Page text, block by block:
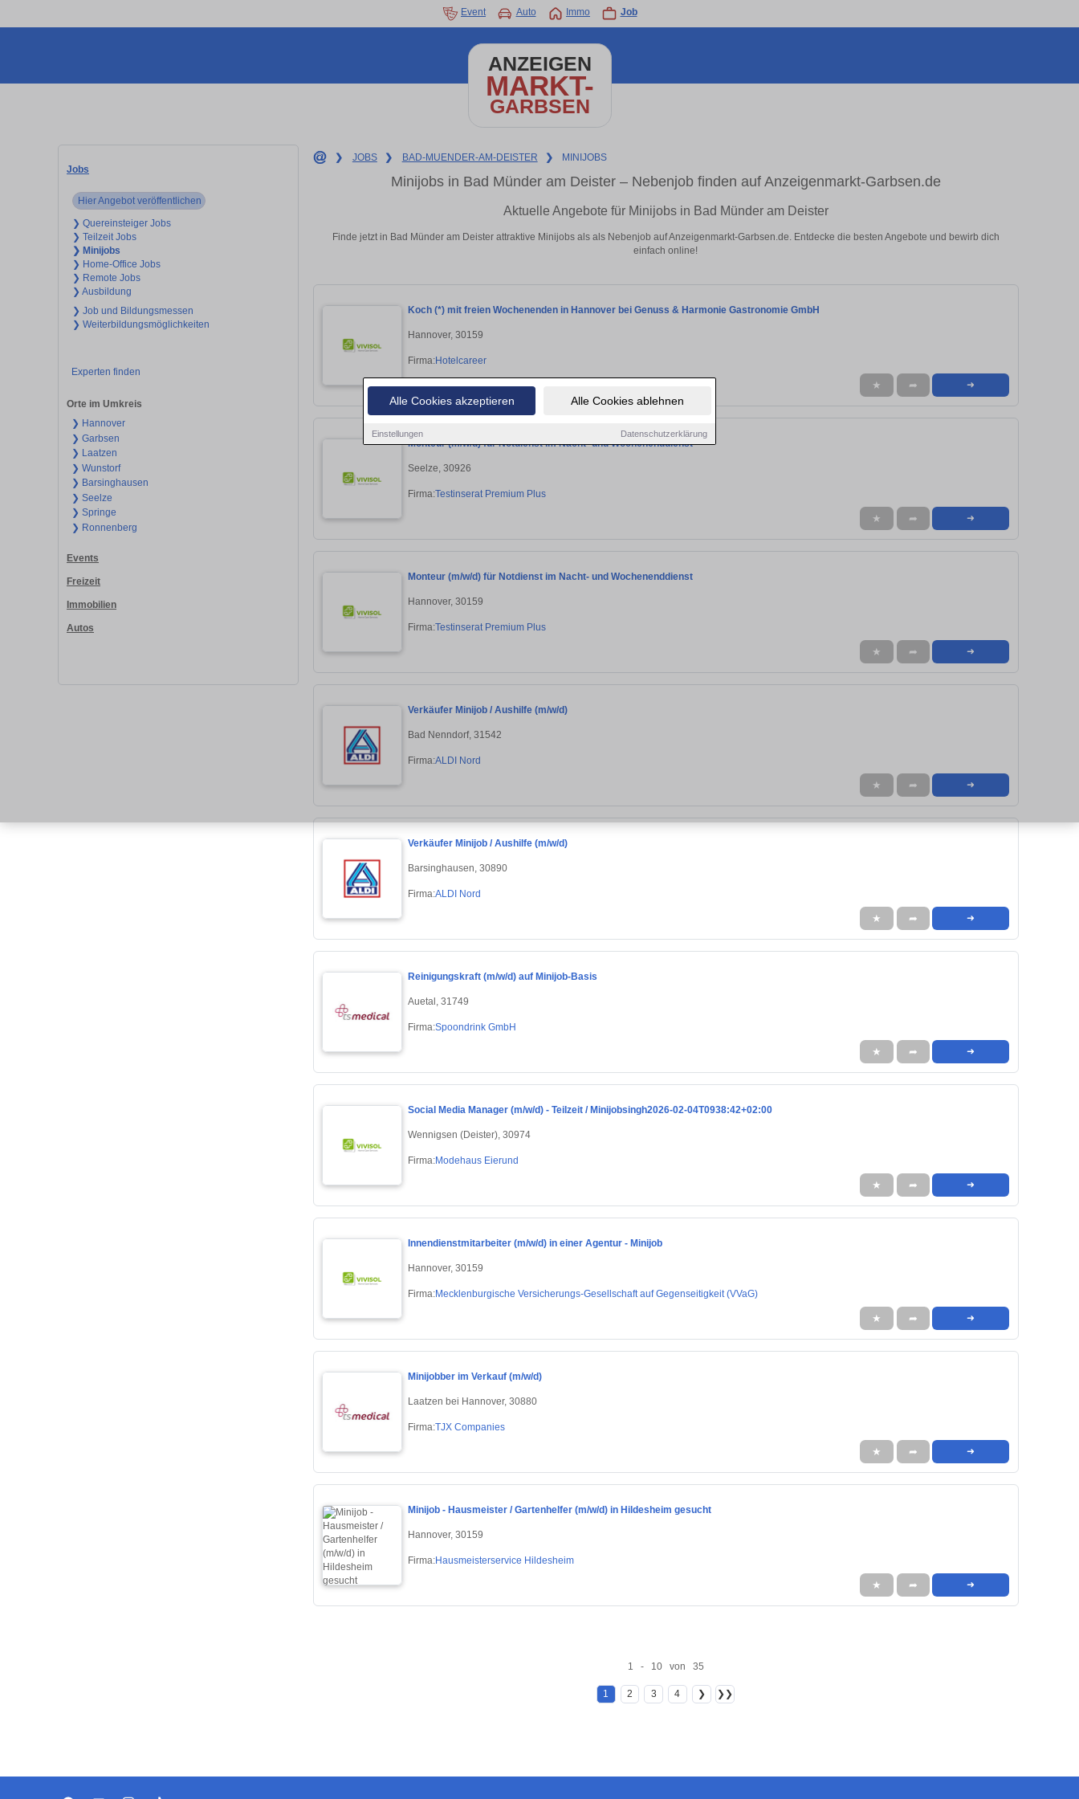
Alle Cookies akzeptieren Alle Cookies ablehnen
Einstellungen Datenschutzerklärung
Event Auto Immo Job
ANZEIGEN
MARKT-
GARBSEN
Jobs
Hier Angebot veröffentlichen
❯ Quereinsteiger Jobs
❯ Teilzeit Jobs
❯ Minijobs
❯ Home-Office Jobs
❯ Remote Jobs
❯ Ausbildung
❯ Job und Bildungsmessen
❯ Weiterbildungsmöglichkeiten
Experten finden
Orte im Umkreis
❯ Hannover
❯ Garbsen
❯ Laatzen
❯ Wunstorf
❯ Barsinghausen
❯ Seelze
❯ Springe
❯ Ronnenberg
Events
Freizeit
Immobilien
Autos
❯ JOBS ❯ BAD-MUENDER-AM-DEISTER ❯ MINIJOBS
Minijobs in Bad Münder am Deister – Nebenjob finden auf Anzeigenmarkt-Garbsen.de
Aktuelle Angebote für Minijobs in Bad Münder am Deister
Finde jetzt in Bad Münder am Deister attraktive Minijobs als als Nebenjob auf Anzeigenmarkt-Garbsen.de. Entdecke die besten Angebote und bewirb dich
einfach online!
Koch (*) mit freien Wochenenden in Hannover bei Genuss & Harmonie Gastronomie GmbH
Hannover, 30159
Firma:Hotelcareer
★ ➦ ➜
Monteur (m/w/d) für Notdienst im Nacht- und Wochenenddienst
Seelze, 30926
Firma:Testinserat Premium Plus
★ ➦ ➜
Monteur (m/w/d) für Notdienst im Nacht- und Wochenenddienst
Hannover, 30159
Firma:Testinserat Premium Plus
★ ➦ ➜
Verkäufer Minijob / Aushilfe (m/w/d)
Bad Nenndorf, 31542
Firma:ALDI Nord
★ ➦ ➜
Verkäufer Minijob / Aushilfe (m/w/d)
Barsinghausen, 30890
Firma:ALDI Nord
★ ➦ ➜
Reinigungskraft (m/w/d) auf Minijob-Basis
Auetal, 31749
Firma:Spoondrink GmbH
★ ➦ ➜
Social Media Manager (m/w/d) - Teilzeit / Minijobsingh2026-02-04T0938:42+02:00
Wennigsen (Deister), 30974
Firma:Modehaus Eierund
★ ➦ ➜
Innendienstmitarbeiter (m/w/d) in einer Agentur - Minijob
Hannover, 30159
Firma:Mecklenburgische Versicherungs-Gesellschaft auf Gegenseitigkeit (VVaG)
★ ➦ ➜
Minijobber im Verkauf (m/w/d)
Laatzen bei Hannover, 30880
Firma:TJX Companies
★ ➦ ➜
Minijob - Hausmeister / Gartenhelfer (m/w/d) in Hildesheim gesucht
Hannover, 30159
Firma:Hausmeisterservice Hildesheim
★ ➦ ➜
1 - 10 von 35
1 2 3 4 ❯ ❯❯